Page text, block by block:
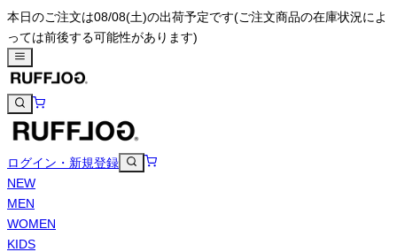
本日のご注文は08/08(土)の出荷予定です(ご注文商品の在庫状況によ
っては前後する可能性があります)
ログイン・新規登録
NEW
MEN
WOMEN
KIDS